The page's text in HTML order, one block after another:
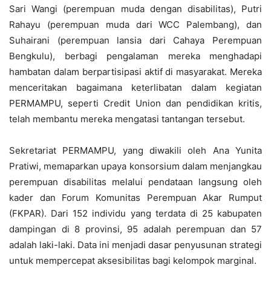
Sari Wangi (perempuan muda dengan disabilitas), Putri
Rahayu (perempuan muda dari WCC Palembang), dan
Suhairani (perempuan lansia dari Cahaya Perempuan
Bengkulu), berbagi pengalaman mereka menghadapi
hambatan dalam berpartisipasi aktif di masyarakat. Mereka
menceritakan bagaimana keterlibatan dalam kegiatan
PERMAMPU, seperti Credit Union dan pendidikan kritis,
telah membantu mereka mengatasi tantangan tersebut.
Sekretariat PERMAMPU, yang diwakili oleh Ana Yunita
Pratiwi, memaparkan upaya konsorsium dalam menjangkau
perempuan disabilitas melalui pendataan langsung oleh
kader dan Forum Komunitas Perempuan Akar Rumput
(FKPAR). Dari 152 individu yang terdata di 25 kabupaten
dampingan di 8 provinsi, 95 adalah perempuan dan 57
adalah laki-laki. Data ini menjadi dasar penyusunan strategi
untuk mempercepat aksesibilitas bagi kelompok marginal.